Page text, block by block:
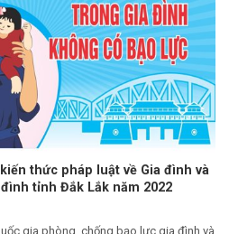
thức pháp luật về Gia đình và
tỉnh Đắk Lắk năm 2022
gia phòng, chống bạo lực gia đình và